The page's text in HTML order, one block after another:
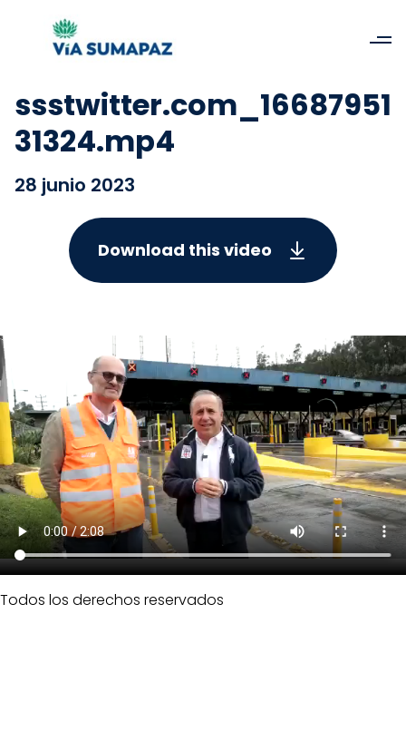
ssstwitter.com_16687951
31324.mp4
28 junio 2023
Download this video
Todos los derechos reservados